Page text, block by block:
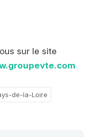
sur le site
de-la-Loire